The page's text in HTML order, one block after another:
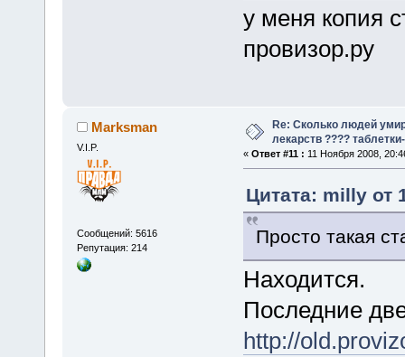
у меня копия
провизор.ру
Marksman
V.I.P.
Сообщений: 5616
Репутация: 214
Re: Сколько людей
лекарств ????
« Ответ #11 : 11 Ноября 2008,
Цитата: milly от
Просто такая
Находится.
Последние
http://